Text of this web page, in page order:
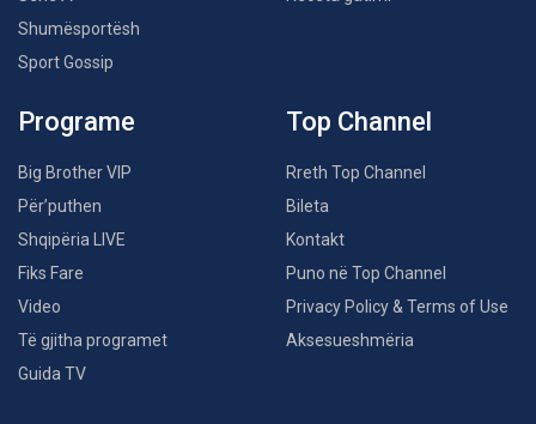
Shumësportësh
Sport Gossip
Programe
Big Brother VIP
Për’puthen
Shqipëria LIVE
Fiks Fare
Video
Të gjitha programet
Guida TV
Top Channel
Rreth Top Channel
Bileta
Kontakt
Puno në Top Channel
Privacy Policy & Terms of Use
Aksesueshmëria